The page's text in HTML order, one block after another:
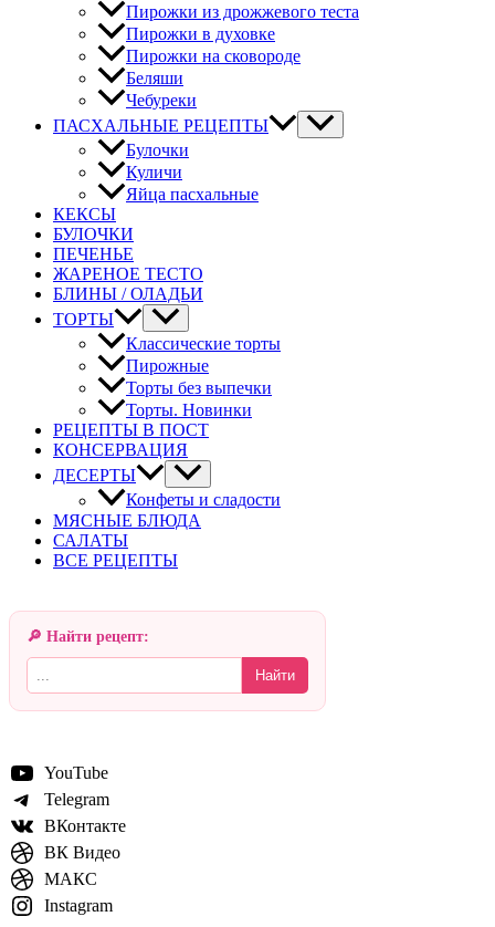
Пирожки из дрожжевого теста
Пирожки в духовке
Пирожки на сковороде
Беляши
Чебуреки
ПАСХАЛЬНЫЕ РЕЦЕПТЫ
Булочки
Куличи
Яйца пасхальные
КЕКСЫ
БУЛОЧКИ
ПЕЧЕНЬЕ
ЖАРЕНОЕ ТЕСТО
БЛИНЫ / ОЛАДЬИ
ТОРТЫ
Классические торты
Пирожные
Торты без выпечки
Торты. Новинки
РЕЦЕПТЫ В ПОСТ
КОНСЕРВАЦИЯ
ДЕСЕРТЫ
Конфеты и сладости
МЯСНЫЕ БЛЮДА
САЛАТЫ
ВСЕ РЕЦЕПТЫ
🔎 Найти рецепт:
Найти
YouTube
Telegram
ВКонтакте
ВК Видео
МАКС
Instagram